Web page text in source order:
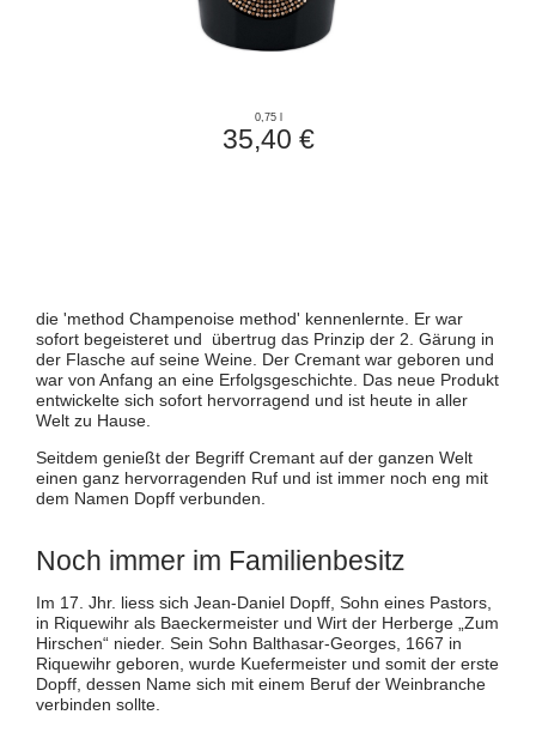
0,75 l
35,40 €
die 'method Champenoise method' kennenlernte. Er war
sofort begeisteret und übertrug das Prinzip der 2. Gärung in
der Flasche auf seine Weine. Der Cremant war geboren und
war von Anfang an eine Erfolgsgeschichte. Das neue Produkt
entwickelte sich sofort hervorragend und ist heute in aller
Welt zu Hause.
Seitdem genießt der Begriff Cremant auf der ganzen Welt
einen ganz hervorragenden Ruf und ist immer noch eng mit
dem Namen Dopff verbunden.
Noch immer im Familienbesitz
Im 17. Jhr. liess sich Jean-Daniel Dopff, Sohn eines Pastors,
in Riquewihr als Baeckermeister und Wirt der Herberge „Zum
Hirschen“ nieder. Sein Sohn Balthasar-Georges, 1667 in
Riquewihr geboren, wurde Kuefermeister und somit der erste
Dopff, dessen Name sich mit einem Beruf der Weinbranche
verbinden sollte.